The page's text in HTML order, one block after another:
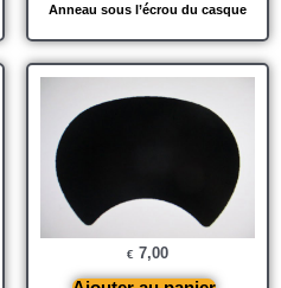
Anneau sous l’écrou du casque
€ 7,00